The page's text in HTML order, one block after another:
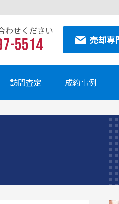
わせください
5514 売却専
0438-97-5514
訪問査定 成約事例